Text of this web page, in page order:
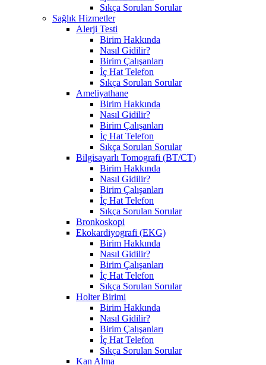
Sıkça Sorulan Sorular
Sağlık Hizmetler
Alerji Testi
Birim Hakkında
Nasıl Gidilir?
Birim Çalışanları
İç Hat Telefon
Sıkça Sorulan Sorular
Ameliyathane
Birim Hakkında
Nasıl Gidilir?
Birim Çalışanları
İç Hat Telefon
Sıkça Sorulan Sorular
Bilgisayarlı Tomografi (BT/CT)
Birim Hakkında
Nasıl Gidilir?
Birim Çalışanları
İç Hat Telefon
Sıkça Sorulan Sorular
Bronkoskopi
Ekokardiyografi (EKG)
Birim Hakkında
Nasıl Gidilir?
Birim Çalışanları
İç Hat Telefon
Sıkça Sorulan Sorular
Holter Birimi
Birim Hakkında
Nasıl Gidilir?
Birim Çalışanları
İç Hat Telefon
Sıkça Sorulan Sorular
Kan Alma